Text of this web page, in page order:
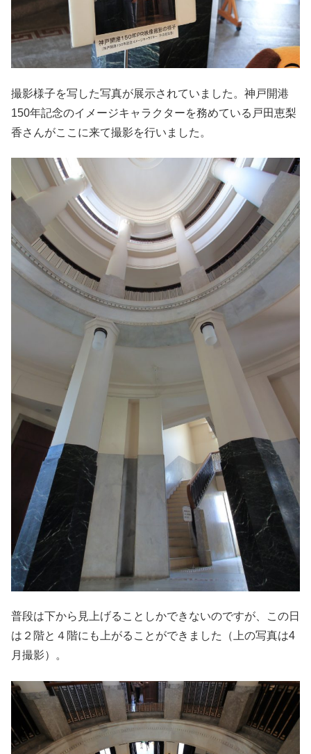
撮影様子を写した写真が展示されていました。神戸開港
150年記念のイメージキャラクターを務めている戸田恵梨
香さんがここに来て撮影を行いました。
普段は下から見上げることしかできないのですが、この日
は２階と４階にも上がることができました（上の写真は4
月撮影）。